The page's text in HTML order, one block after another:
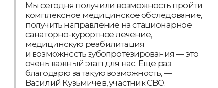
Мы сегодня получили возможность пройти
комплексное медицинское обследование,
получить направление на стационарное
санаторно-курортное лечение,
медицинскую реабилитация
и возможность зубопротезирования — это
очень важный этап для нас. Еще раз
благодарю за такую возможность, —
Василий Кузьмичев, участник СВО.